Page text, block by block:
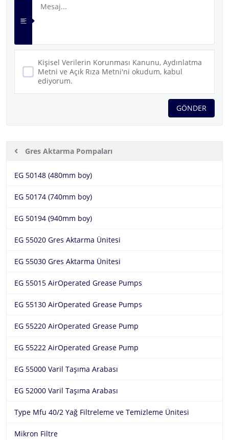
Kişisel Verilerin Korunması Kanunu, Aydınlatma
Metni ve Açık Rıza Metni'ni okudum, kabul
ediyorum.
GÖNDER
Hakkımızda
Ürünler
Ürünler
Aluchem
Fluitec
EG-Chem
EG-Chem
EG-Chem Teknik Bakım Ürünleri
Yağ Aktarma Pompa ve Aksesuarları
Yağ Aktarma Pompa ve Aksesuarları
Sıvı Aktarma Pompaları
Gres Aktarma Pompaları
Gres Aktarma Pompaları
EG 50148 (480mm boy)
EG 50174 (740mm boy)
EG 50194 (940mm boy)
EG 55020 Gres Aktarma Ünitesi
EG 55030 Gres Aktarma Ünitesi
EG 55015 AirOperated Grease Pumps
EG 55130 AirOperated Grease Pumps
EG 55220 AirOperated Grease Pump
EG 55222 AirOperated Grease Pump
EG 55000 Varil Taşıma Arabası
EG 52000 Varil Taşıma Arabası
Type Mfu 40/2 Yağ Filtreleme ve Temizleme Ünitesi
Mikron Filtre
Otomatik Yağlayıcılar
Hortum Makaraları
Sızdırmazlık Ürünleri ve Boru Tamir Ürünleri
Sektörler
İletişim